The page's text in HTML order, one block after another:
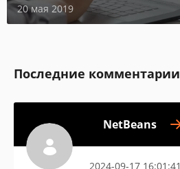
20 мая 2019
Последние комментарии
NetBeans
2024-09-17 16:01:41